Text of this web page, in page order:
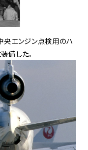
央エンジン点検用のハ
備した。